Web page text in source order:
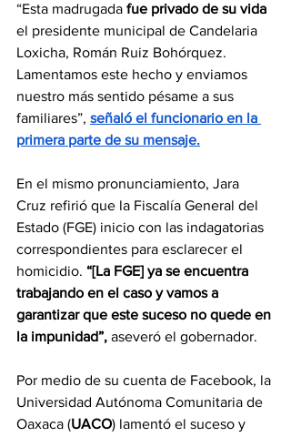
“Esta madrugada fue privado de su vida
el presidente municipal de Candelaria
Loxicha, Román Ruiz Bohórquez.
Lamentamos este hecho y enviamos
nuestro más sentido pésame a sus
familiares”, señaló el funcionario en la
primera parte de su mensaje.
En el mismo pronunciamiento, Jara
Cruz refirió que la Fiscalía General del
Estado (FGE) inicio con las indagatorias
correspondientes para esclarecer el
homicidio. “[La FGE] ya se encuentra
trabajando en el caso y vamos a
garantizar que este suceso no quede en
la impunidad”, aseveró el gobernador.
Por medio de su cuenta de Facebook, la
Universidad Autónoma Comunitaria de
Oaxaca (UACO) lamentó el suceso y